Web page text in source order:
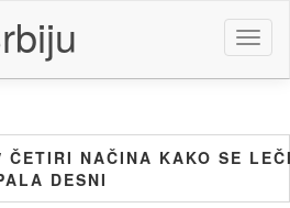
ČETIRI NAČINA KAKO SE
DESNI